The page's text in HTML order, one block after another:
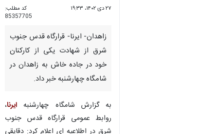
۲۷ دی ۱۴۰۲، ۱۹:۳۳
کد مطلب:
85357705
زاهدان- ایرنا- قرارگاه قدس جنوب
شرق از شهادت یکی از کارکنان
خود در جاده خاش به زاهدان در
شامگاه چهارشنبه خبر داد.
به گزارش شامگاه چهارشنبه ایرنا،
روابط عمومی قرارگاه قدس جنوب
شرق در اطلاعیه ای اعلام کرد: دقایقی